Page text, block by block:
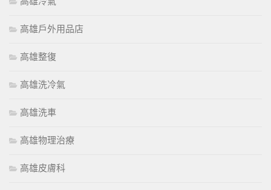
高雄戶外用品店
高雄整復
高雄洗冷氣
高雄洗車
高雄物理治療
高雄皮膚科